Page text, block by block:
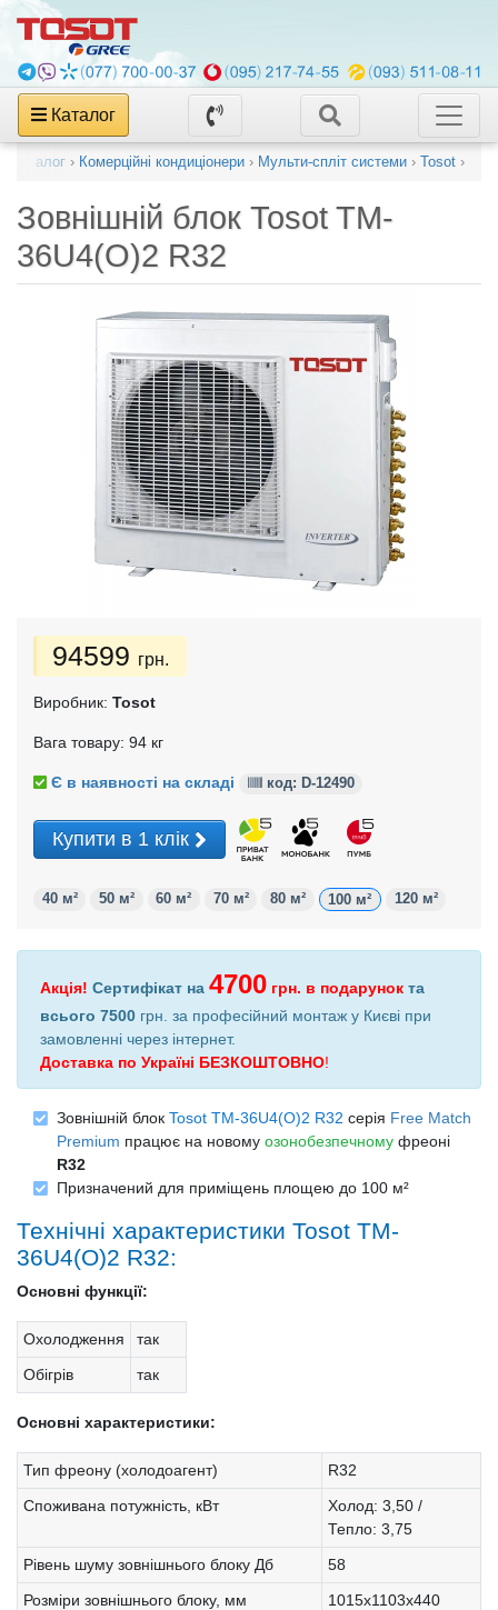
Каталог
Каталог › Комерційні кондиціонери › Мульти-спліт системи › Tosot ›
Зовнішній блок Tosot TM-
36U4(O)2 R32
94599 грн.
Виробник: Tosot
Вага товару: 94 кг
Є в наявності на складі код: D-12490
Купити в 1 клік
40 м² 50 м² 60 м² 70 м² 80 м² 100 м² 120 м²
Акція! Сертифікат на 4700 грн. в подарунок та
всього 7500 грн. за професійний монтаж у Києві при
замовленні через інтернет.
Доставка по Україні БЕЗКОШТОВНО!
Зовнішній блок Tosot TM-36U4(O)2 R32 серія Free Match
Premium працює на новому озонобезпечному фреоні
R32
Призначений для приміщень площею до 100 м²
Технічні характеристики Tosot TM-
36U4(O)2 R32:
Основні функції:
Охолодження
так
Обігрів
так
Основні характеристики:
Тип фреону (холодоагент)
R32
Споживана потужність, кВт
Холод: 3,50 /
Тепло: 3,75
Рівень шуму зовнішнього блоку Дб
58
Розміри зовнішнього блоку, мм
1015x1103x440